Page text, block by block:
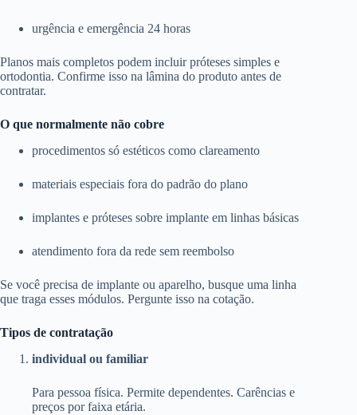
urgência e emergência 24 horas
Planos mais completos podem incluir próteses simples e
ortodontia. Confirme isso na lâmina do produto antes de
contratar.
O que normalmente não cobre
procedimentos só estéticos como clareamento
materiais especiais fora do padrão do plano
implantes e próteses sobre implante em linhas básicas
atendimento fora da rede sem reembolso
Se você precisa de implante ou aparelho, busque uma linha
que traga esses módulos. Pergunte isso na cotação.
Tipos de contratação
individual ou familiar
Para pessoa física. Permite dependentes. Carências e
preços por faixa etária.